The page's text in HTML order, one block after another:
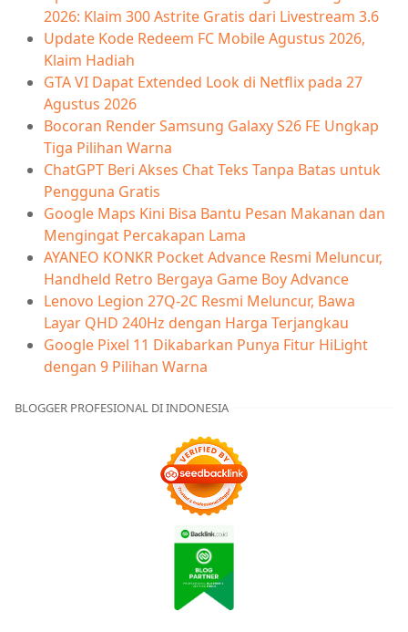
2026: Klaim 300 Astrite Gratis dari Livestream 3.6
Update Kode Redeem FC Mobile Agustus 2026,
Klaim Hadiah
GTA VI Dapat Extended Look di Netflix pada 27
Agustus 2026
Bocoran Render Samsung Galaxy S26 FE Ungkap
Tiga Pilihan Warna
ChatGPT Beri Akses Chat Teks Tanpa Batas untuk
Pengguna Gratis
Google Maps Kini Bisa Bantu Pesan Makanan dan
Mengingat Percakapan Lama
AYANEO KONKR Pocket Advance Resmi Meluncur,
Handheld Retro Bergaya Game Boy Advance
Lenovo Legion 27Q-2C Resmi Meluncur, Bawa
Layar QHD 240Hz dengan Harga Terjangkau
Google Pixel 11 Dikabarkan Punya Fitur HiLight
dengan 9 Pilihan Warna
BLOGGER PROFESIONAL DI INDONESIA